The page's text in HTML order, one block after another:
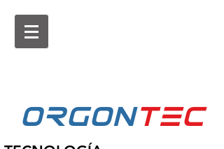
ORGONtEc